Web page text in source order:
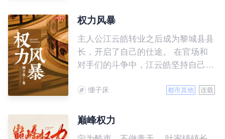
天万界，踏平无尽神域。万物生灵，
权力风暴
主人公江云皓转业之后成为黎城县县
长，开启了自己的仕途。 在官场和
对手们的斗争中，江云皓坚持自己的
是经常给人惊喜。 最终，江云皓通
一条属于自己的官场之路。 而主角
绷子床 都市其他 连载
巅峰权力